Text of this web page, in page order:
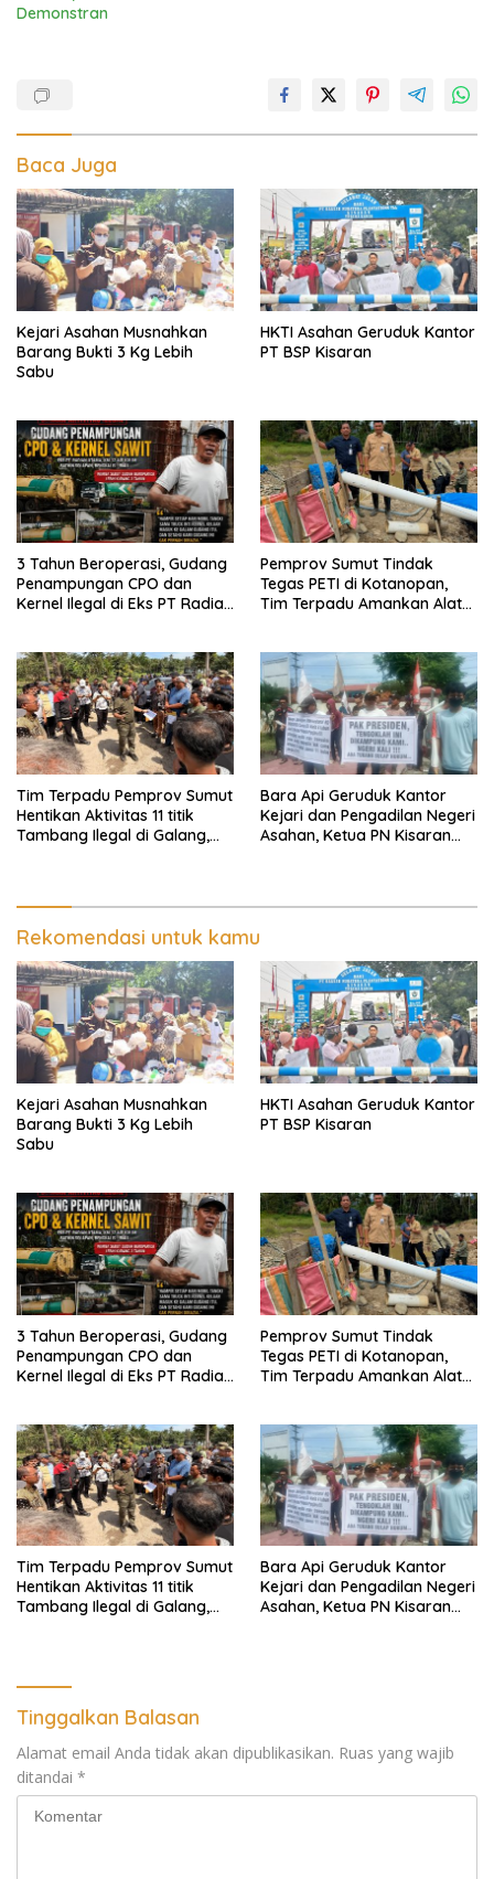
Demonstran
Baca Juga
Kejari Asahan Musnahkan
Barang Bukti 3 Kg Lebih
Sabu
HKTI Asahan Geruduk Kantor
PT BSP Kisaran
3 Tahun Beroperasi, Gudang
Penampungan CPO dan
Kernel Ilegal di Eks PT Radian
Pemprov Sumut Tindak
Tegas PETI di Kotanopan,
Tim Terpadu Amankan Alat
Tim Terpadu Pemprov Sumut
Hentikan Aktivitas 11 titik
Tambang Ilegal di Galang,
Bara Api Geruduk Kantor
Kejari dan Pengadilan Negeri
Asahan, Ketua PN Kisaran
Rekomendasi untuk kamu
Kejari Asahan Musnahkan
Barang Bukti 3 Kg Lebih
Sabu
HKTI Asahan Geruduk Kantor
PT BSP Kisaran
3 Tahun Beroperasi, Gudang
Penampungan CPO dan
Kernel Ilegal di Eks PT Radian
Pemprov Sumut Tindak
Tegas PETI di Kotanopan,
Tim Terpadu Amankan Alat
Tim Terpadu Pemprov Sumut
Hentikan Aktivitas 11 titik
Tambang Ilegal di Galang,
Bara Api Geruduk Kantor
Kejari dan Pengadilan Negeri
Asahan, Ketua PN Kisaran
Tinggalkan Balasan
Alamat email Anda tidak akan dipublikasikan. Ruas yang wajib
ditandai *